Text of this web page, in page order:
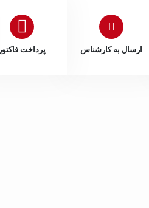
ارسال به کارشناس پرداخت فاکتور